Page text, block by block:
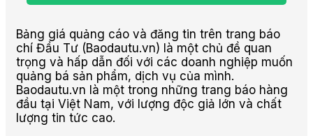
Bảng giá quảng cáo và đăng tin trên trang báo
chí Đầu Tư (Baodautu.vn) là một chủ đề quan
trọng và hấp dẫn đối với các doanh nghiệp muốn
quảng bá sản phẩm, dịch vụ của mình.
Baodautu.vn là một trong những trang báo hàng
đầu tại Việt Nam, với lượng độc giả lớn và chất
lượng tin tức cao.